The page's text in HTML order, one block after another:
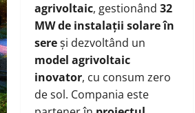
agrivoltaic, gestionând 32
MW de instalații solare în
sereși dezvoltând un
model agrivoltaic
inovator, cu consum zero
de sol. Compania este